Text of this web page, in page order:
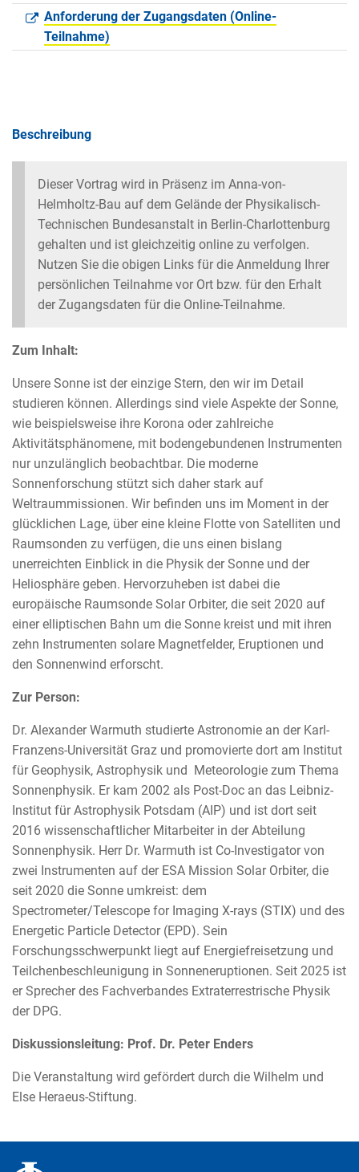
Anforderung der Zugangsdaten (Online-
Teilnahme)
Beschreibung
Dieser Vortrag wird in Präsenz im Anna-von-
Helmholtz-Bau auf dem Gelände der Physikalisch-
Technischen Bundesanstalt in Berlin-Charlottenburg
gehalten und ist gleichzeitig online zu verfolgen.
Nutzen Sie die obigen Links für die Anmeldung Ihrer
persönlichen Teilnahme vor Ort bzw. für den Erhalt
der Zugangsdaten für die Online-Teilnahme.
Zum Inhalt:
Unsere Sonne ist der einzige Stern, den wir im Detail
studieren können. Allerdings sind viele Aspekte der Sonne,
wie beispielsweise ihre Korona oder zahlreiche
Aktivitätsphänomene, mit bodengebundenen Instrumenten
nur unzulänglich beobachtbar. Die moderne
Sonnenforschung stützt sich daher stark auf
Weltraummissionen. Wir befinden uns im Moment in der
glücklichen Lage, über eine kleine Flotte von Satelliten und
Raumsonden zu verfügen, die uns einen bislang
unerreichten Einblick in die Physik der Sonne und der
Heliosphäre geben. Hervorzuheben ist dabei die
europäische Raumsonde Solar Orbiter, die seit 2020 auf
einer elliptischen Bahn um die Sonne kreist und mit ihren
zehn Instrumenten solare Magnetfelder, Eruptionen und
den Sonnenwind erforscht.
Zur Person:
Dr. Alexander Warmuth studierte Astronomie an der Karl-
Franzens-Universität Graz und promovierte dort am Institut
für Geophysik, Astrophysik und Meteorologie zum Thema
Sonnenphysik. Er kam 2002 als Post-Doc an das Leibniz-
Institut für Astrophysik Potsdam (AIP) und ist dort seit
2016 wissenschaftlicher Mitarbeiter in der Abteilung
Sonnenphysik. Herr Dr. Warmuth ist Co-Investigator von
zwei Instrumenten auf der ESA Mission Solar Orbiter, die
seit 2020 die Sonne umkreist: dem
Spectrometer/Telescope for Imaging X-rays (STIX) und des
Energetic Particle Detector (EPD). Sein
Forschungsschwerpunkt liegt auf Energiefreisetzung und
Teilchenbeschleunigung in Sonneneruptionen. Seit 2025 ist
er Sprecher des Fachverbandes Extraterrestrische Physik
der DPG.
Diskussionsleitung: Prof. Dr. Peter Enders
Die Veranstaltung wird gefördert durch die Wilhelm und
Else Heraeus-Stiftung.